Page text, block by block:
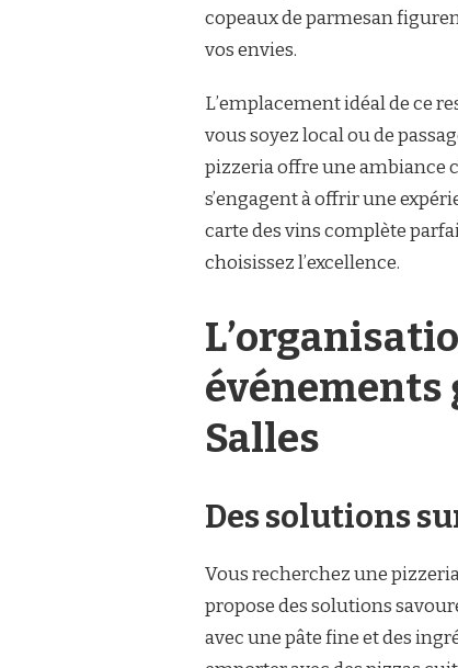
copeaux de parmesan
vos envies.
L’emplacement idéal de ce
vous soyez local ou de
pizzeria offre une ambiance
s’engagent à offrir une
carte des vins complète
choisissez l’excellence.
événements
Salles
Des solutions
Vous recherchez une
propose des solutions
avec une pâte fine et des